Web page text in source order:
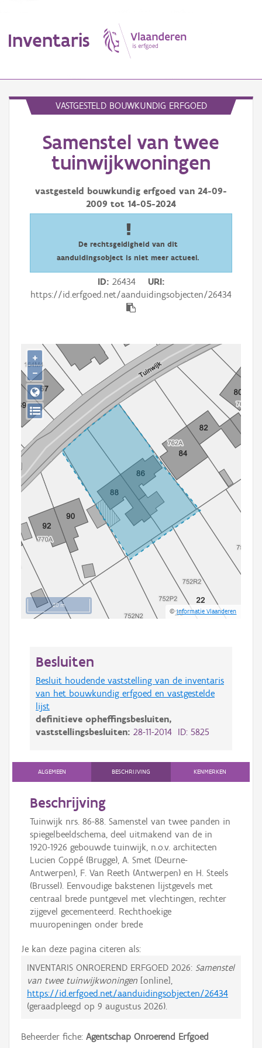
Inventaris
Erfgoedobject
Aanduidingsobject
Waarneming
Downloads
Aanmelden
VASTGESTELD BOUWKUNDIG ERFGOED
Samenstel van twee
tuinwijkwoningen
vastgesteld bouwkundig erfgoed van 24-09-
2009 tot 14-05-2024
De rechtsgeldigheid van dit
aanduidingsobject is niet meer actueel.
ID 26434
URI
https://id.erfgoed.net/aanduidingsobjecten/26434
20 m
©Informatie Vlaanderen
+
−
Besluiten
Besluit houdende vaststelling van de inventaris
van het bouwkundig erfgoed en vastgestelde
lijst
definitieve opheffingsbesluiten,
vaststellingsbesluiten: 28-11-2014 ID: 5825
ALGEMEEN BESCHRIJVING KENMERKEN
Beschrijving
Tuinwijk nrs. 86-88. Samenstel van twee panden in
spiegelbeeldschema, deel uitmakend van de in
1920-1926 gebouwde tuinwijk, n.o.v. architecten
Lucien Coppé (Brugge), A. Smet (Deurne-
Antwerpen), F. Van Reeth (Antwerpen) en H. Steels
(Brussel). Eenvoudige bakstenen lijstgevels met
centraal brede puntgevel met vlechtingen, rechter
zijgevel gecementeerd. Rechthoekige
muuropeningen onder brede
Je kan deze pagina citeren als:
INVENTARIS ONROEREND ERFGOED 2026: Samenstel
van twee tuinwijkwoningen [online],
https://id.erfgoed.net/aanduidingsobjecten/26434
(geraadpleegd op 9 augustus 2026).
Beheerder fiche: Agentschap Onroerend Erfgoed